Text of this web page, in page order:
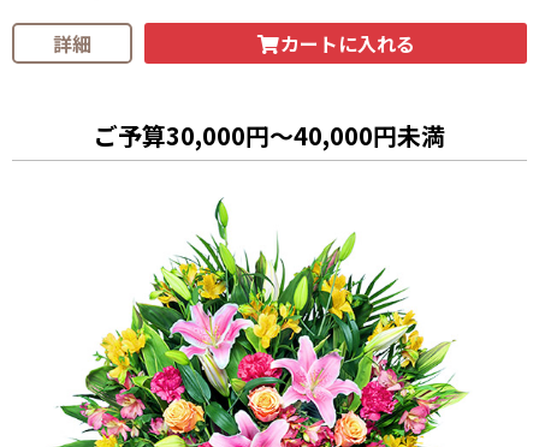
詳細 カートに入れる
ご予算30,000円～40,000円未満